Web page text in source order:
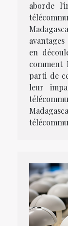
aborde
en
comment
parti de
leur